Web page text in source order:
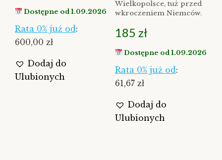
Dostępne od 1.09.2026
Rata 0% już od :
600,00 zł
Dodaj do
Ulubionych
Wielkopolsce, tuż przed
wkroczeniem Niemców.
185 zł
Dostępne od 1.09.2026
Rata 0% już od:
61,67 zł
Dodaj do
Ulubionych